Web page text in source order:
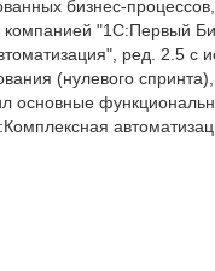
бизнес-
компанией "1С:Первый
ред. 2.5 с
(нулевого
основные